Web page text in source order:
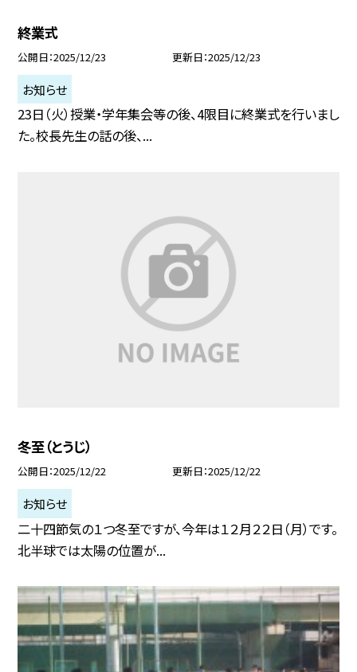
終業式
公開日 2025/12/23 更新日 2025/12/23
お知らせ
23日（火）授業・学年集会等の後、4限目に終業式を行いまし
た。校長先生の話の後、...
冬至（とうじ）
公開日 2025/12/22 更新日 2025/12/22
お知らせ
二十四節気の１つ冬至ですが、今年は１２月２２日（月）です。
北半球では太陽の位置が...